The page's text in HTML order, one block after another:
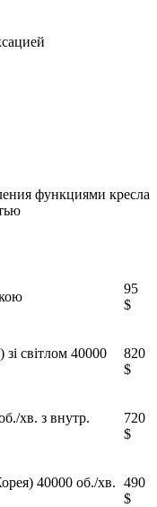
функциями кресла
95
$
світлом 40000
820
$
хв. з внутр.
720
$
40000 об./хв. 490
$